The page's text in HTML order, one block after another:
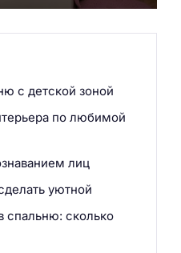
с детской зоной
по любимой
лиц
уютной
спальню: сколько